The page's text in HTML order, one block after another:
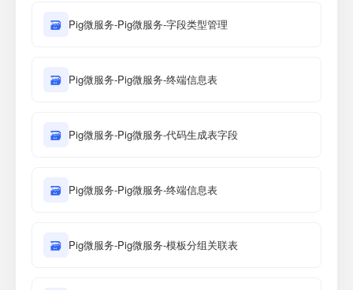
🗃 Pig微服务-Pig微服务-字段类型管理
🗃 Pig微服务-Pig微服务-终端信息表
🗃 Pig微服务-Pig微服务-代码生成表字段
🗃 Pig微服务-Pig微服务-终端信息表
🗃 Pig微服务-Pig微服务-模板分组关联表